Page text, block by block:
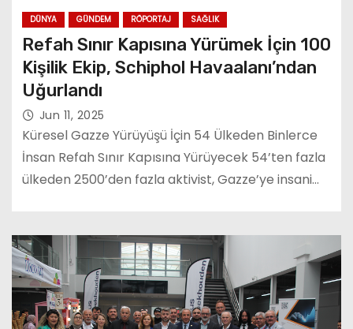
DÜNYA GÜNDEM RÖPORTAJ SAĞLIK
Refah Sınır Kapısına Yürümek İçin 100
Kişilik Ekip, Schiphol Havaalanı’ndan
Uğurlandı
Jun 11, 2025
Küresel Gazze Yürüyüşü İçin 54 Ülkeden Binlerce
İnsan Refah Sınır Kapısına Yürüyecek 54’ten fazla
ülkeden 2500’den fazla aktivist, Gazze’ye insani…